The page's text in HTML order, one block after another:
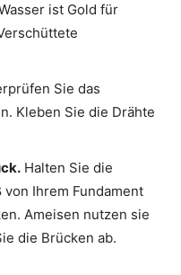
ist Gold für
Sie das
Kleben Sie die Drähte
Halten Sie die
Ihrem Fundament
Ameisen nutzen sie
die Brücken ab.